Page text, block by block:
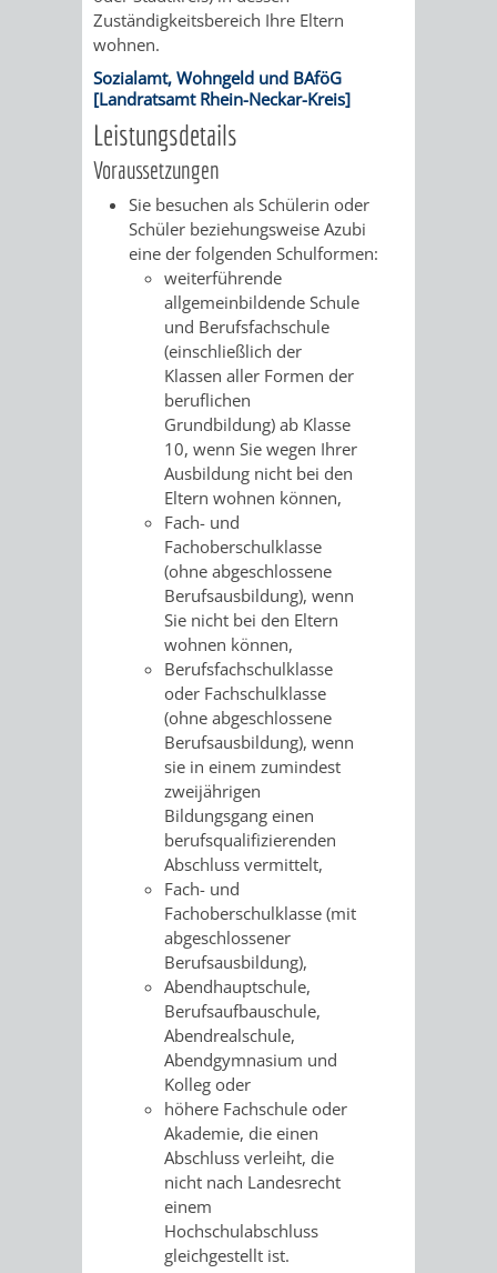
VERMIETUNG
VON
RÄUMEN
/
FAMILIENFORSCHUNG
SPUREN
KRIEGERDENKMAL
NOTRUFNUMMERN
UND
NOTDIENSTE
PARTEIEN
SOZIALE
EINRICHTUNGEN
SPIELPLÄTZE
SPORTSTÄTTEN
&
BÄDER
VERANSTALTUNGSRÄUME
STADTHALLE
ROLF-
ENGELBRECHT-
HAUS
BÜRGERSAAL
IM
ALTEN
RATHAUS
Zuständigkeitsbereich Ihre Eltern
wohnen.
Sozialamt, Wohngeld und BAföG
[Landratsamt Rhein-Neckar-Kreis]
Leistungsdetails
Voraussetzungen
Sie besuchen als Schülerin oder
Schüler beziehungsweise Azubi
eine der folgenden Schulformen:
weiterführende
allgemeinbildende Schule
und Berufsfachschule
(einschließlich der
Klassen aller Formen der
beruflichen
Grundbildung) ab Klasse
10, wenn Sie wegen Ihrer
Ausbildung nicht bei den
Eltern wohnen können,
Fach- und
Fachoberschulklasse
(ohne abgeschlossene
Berufsausbildung), wenn
Sie nicht bei den Eltern
wohnen können,
Berufsfachschulklasse
oder Fachschulklasse
(ohne abgeschlossene
Berufsausbildung), wenn
sie in einem zumindest
zweijährigen
Bildungsgang einen
berufsqualifizierenden
Abschluss vermittelt,
Fach- und
Fachoberschulklasse (mit
abgeschlossener
Berufsausbildung),
Abendhauptschule,
Berufsaufbauschule,
Abendrealschule,
Abendgymnasium und
Kolleg oder
höhere Fachschule oder
Akademie, die einen
Abschluss verleiht, die
nicht nach Landesrecht
einem
Hochschulabschluss
gleichgestellt ist.